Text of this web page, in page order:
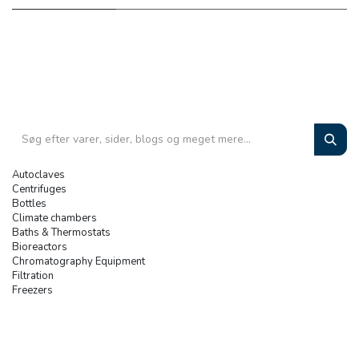
Autoclaves
Centrifuges
Bottles
Climate chambers
Baths & Thermostats
Bioreactors
Chromatography Equipment
Filtration
Freezers